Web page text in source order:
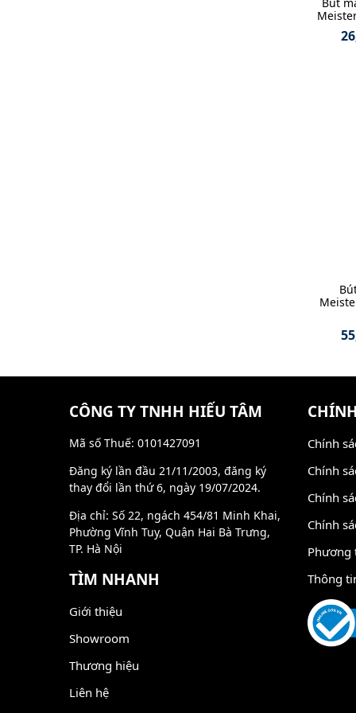
CÔNG TY TNHH HIẾU TÂM
Mã số Thuế: 0101427091
Đăng ký lần đầu 21/11/2003, đăng ký
thay đổi lần thứ 6, ngày 19/07/2024.
Địa chỉ: Số 22, ngách 454/81 Minh Khai,
Phường Vĩnh Tuy, Quận Hai Bà Trưng,
TP. Hà Nội
TÌM NHANH
Giới thiệu
Showroom
Thương hiệu
Liên hệ
Chính
Chính
Chính
Chính
Phương
Thông